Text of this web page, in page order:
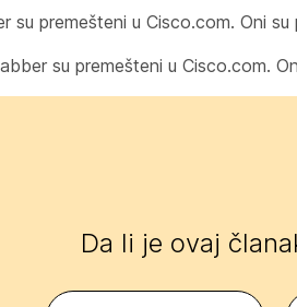
su premešteni u Cisco.com. Oni su
su premešteni u Cisco.com.
Da li je ovaj